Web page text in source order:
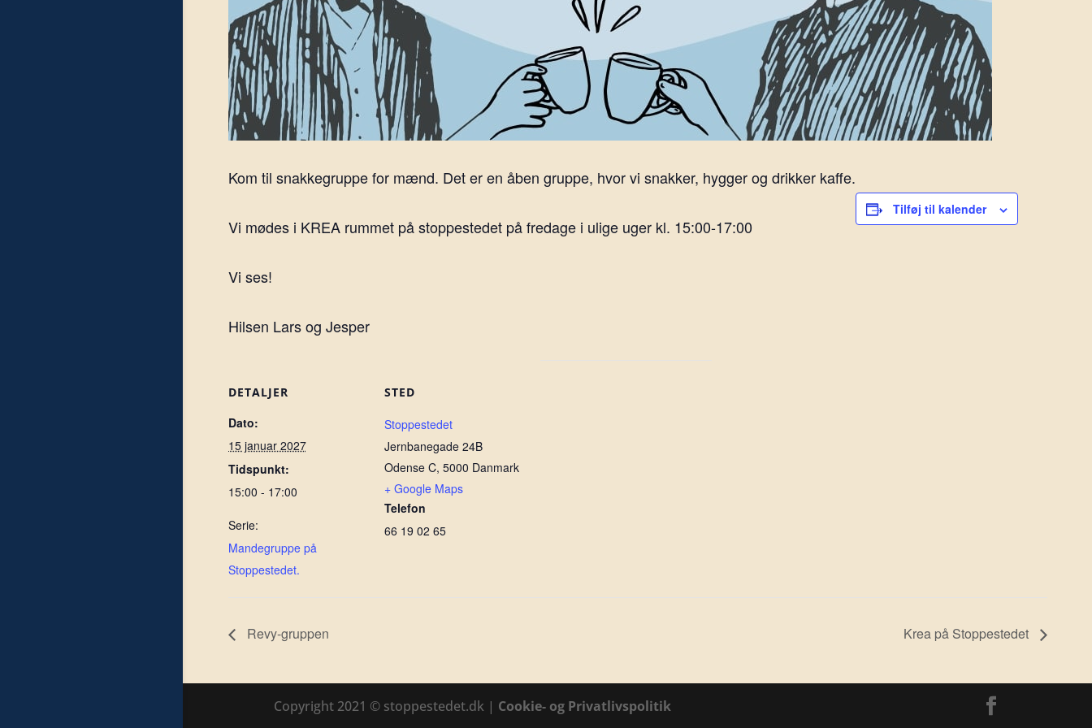
Kom til snakkegruppe for mænd. Det er en åben gruppe, hvor vi snakker, hygger og drikker kaffe.
Vi mødes i KREA rummet på stoppestedet på fredage i ulige uger kl. 15:00-17:00
Vi ses!
Hilsen Lars og Jesper
Tilføj til kalender
DETALJER
Dato:
15 januar 2027
Tidspunkt:
15:00 - 17:00
Serie:
Mandegruppe på
Stoppestedet.
STED
Stoppestedet
Jernbanegade 24B
Odense C, 5000 Danmark
+ Google Maps
Telefon
66 19 02 65
Revy-gruppen Krea på Stoppestedet
Copyright 2021 © stoppestedet.dk | Cookie- og Privatlivspolitik